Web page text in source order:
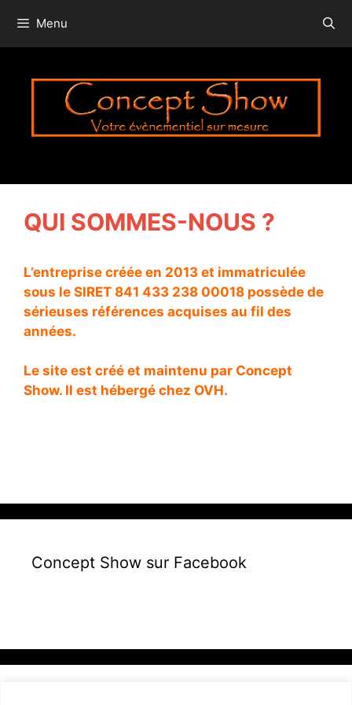
contenu
Menu
QUI SOMMES-NOUS ?
L’entreprise créée en 2013 et immatriculée
sous le SIRET 841 433 238 00018 possède de
sérieuses références acquises au fil des
années.
Le site est créé et maintenu par Concept
Show. Il est hébergé chez OVH.
Concept Show sur Facebook